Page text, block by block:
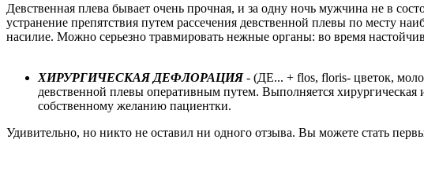
Девственная плева бывает очень прочная, и за одну ночь мужчина не в
устранение препятствия путем рассечения девственной плевы по месту
насилие. Можно серьезно травмировать нежные органы: во время
ХИРУРГИЧЕСКАЯ ДЕФЛОРАЦИЯ- (ДЕ... + flos, floris- цветок,
девственной плевы оперативным путем. Выполняется
собственному желанию пациентки.
Удивительно, но никто не оставил ни одного отзыва. Вы можете стать